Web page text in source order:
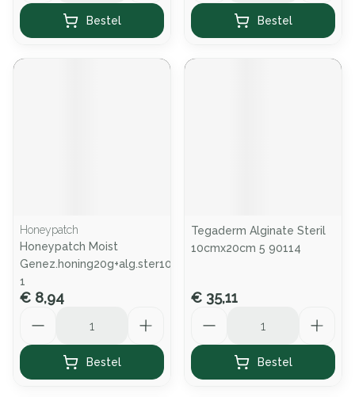
Bestel Bestel
Honeypatch
Honeypatch Moist
Genez.honing20g+alg.ster10x10cm
1
€ 8,94
Bestel
Tegaderm Alginate Steril
10cmx20cm 5 90114
€ 35,11
Bestel